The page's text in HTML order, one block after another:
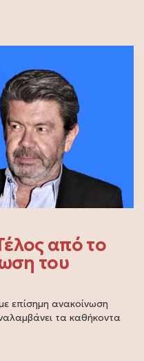
από το
του
επίσημη ανακοίνωση
τα καθήκοντα